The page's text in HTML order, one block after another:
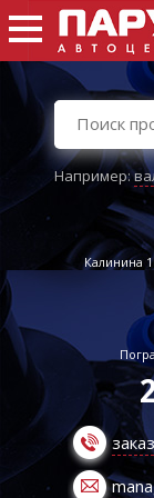
Например:
Калинина